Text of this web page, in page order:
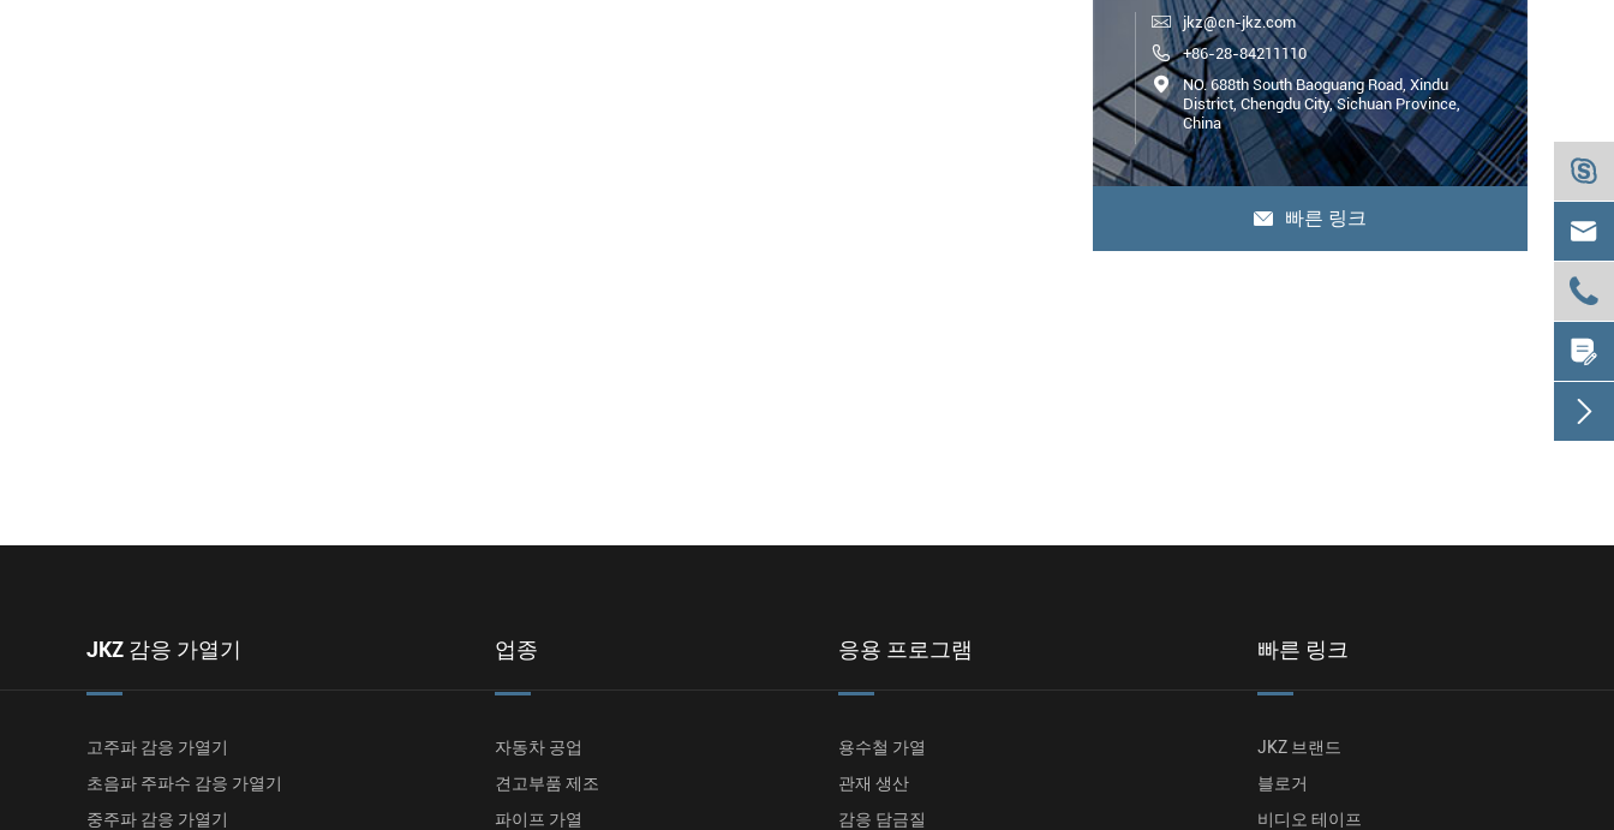
 jkz@cn-jkz.com
 +86-28-84211110

NO. 688th South Baoguang Road, Xindu
District, Chengdu City, Sichuan Province,
China
 빠른 링크
JKZ 감응 가열기
고주파 감응 가열기
초음파 주파수 감응 가열기
중주파 감응 가열기
업종
자동차 공업
견고부품 제조
파이프 가열
응용 프로그램
용수철 가열
관재 생산
감응 담금질
빠른 링크
JKZ 브랜드
블로거
비디오 테이프




